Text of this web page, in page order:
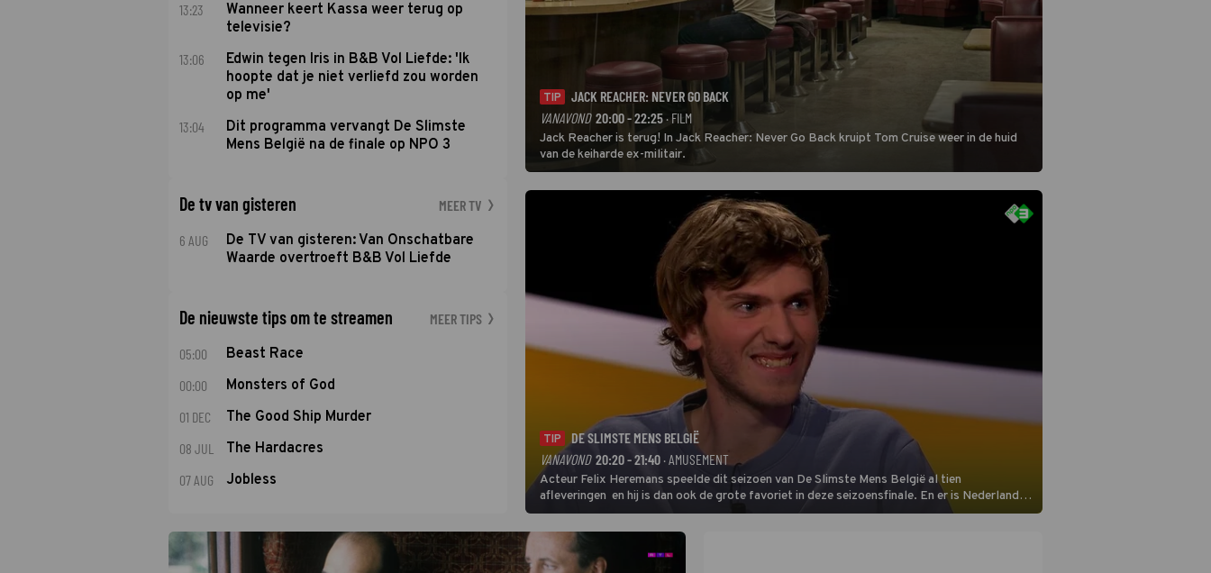
13:23
Wanneer keert Kassa weer terug op
televisie?
13:06
Edwin tegen Iris in B&B Vol Liefde: 'Ik
hoopte dat je niet verliefd zou worden
op me'
13:04
Dit programma vervangt De Slimste
Mens België na de finale op NPO 3
De tv van gisteren MEER TV
6 AUG
De TV van gisteren: Van Onschatbare
Waarde overtroeft B&B Vol Liefde
De nieuwste tips om te streamen MEER TIPS
05:00 Beast Race
00:00 Monsters of God
01 DEC The Good Ship Murder
08 JUL The Hardacres
07 AUG Jobless
TIP
JACK REACHER: NEVER GO BACK
VANAVOND 20:00 - 22:25· FILM
Jack Reacher is terug! In Jack Reacher: Never Go Back kruipt Tom Cruise weer in de huid
van de keiharde ex-militair.
TIP
DE SLIMSTE MENS BELGIË
VANAVOND 20:20 - 21:40 · AMUSEMENT
Acteur Felix Heremans speelde dit seizoen van De Slimste Mens België al tien
afleveringen en hij is dan ook de grote favoriet in deze seizoensfinale. En er is Nederlandse
inbreng, want komiek Soundos El Ahmadi neemt plaats aan de jurytafel.